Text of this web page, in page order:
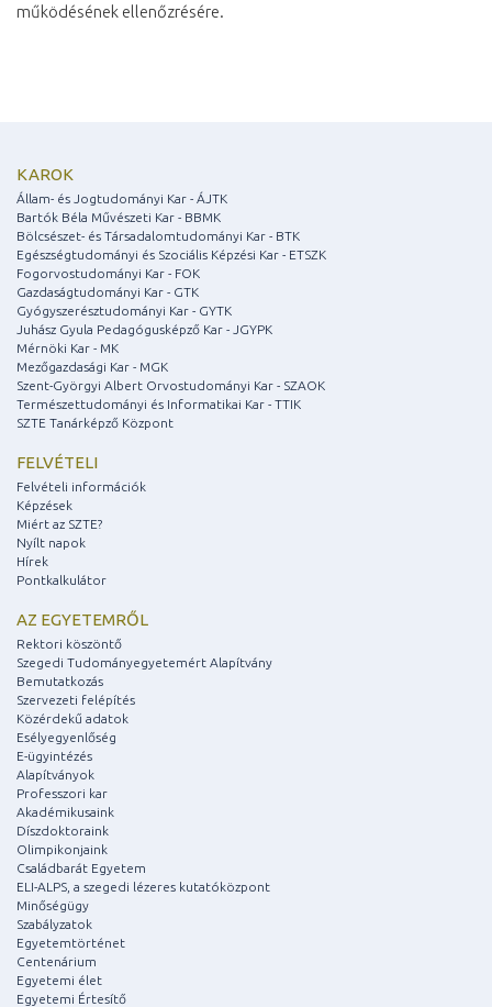
működésének ellenőzrésére.
KAROK
Állam- és Jogtudományi Kar - ÁJTK
Bartók Béla Művészeti Kar - BBMK
Bölcsészet- és Társadalomtudományi Kar - BTK
Egészségtudományi és Szociális Képzési Kar - ETSZK
Fogorvostudományi Kar - FOK
Gazdaságtudományi Kar - GTK
Gyógyszerésztudományi Kar - GYTK
Juhász Gyula Pedagógusképző Kar - JGYPK
Mérnöki Kar - MK
Mezőgazdasági Kar - MGK
Szent-Györgyi Albert Orvostudományi Kar - SZAOK
Természettudományi és Informatikai Kar - TTIK
SZTE Tanárképző Központ
FELVÉTELI
Felvételi információk
Képzések
Miért az SZTE?
Nyílt napok
Hírek
Pontkalkulátor
AZ EGYETEMRŐL
Rektori köszöntő
Szegedi Tudományegyetemért Alapítvány
Bemutatkozás
Szervezeti felépítés
Közérdekű adatok
Esélyegyenlőség
E-ügyintézés
Alapítványok
Professzori kar
Akadémikusaink
Díszdoktoraink
Olimpikonjaink
Családbarát Egyetem
ELI-ALPS, a szegedi lézeres kutatóközpont
Minőségügy
Szabályzatok
Egyetemtörténet
Centenárium
Egyetemi élet
Egyetemi Értesítő